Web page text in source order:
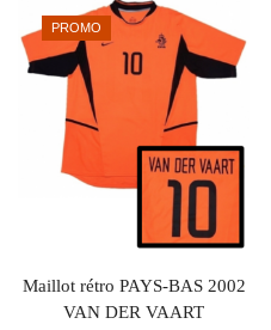
était :
69€.
est :
49€.
PROMO
Maillot rétro PAYS-BAS 2002
VAN DER VAART